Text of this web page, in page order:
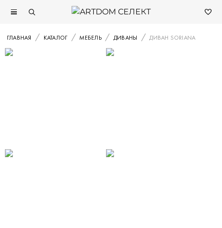
ГЛАВНАЯ КАТАЛОГ МЕБЕЛЬ ДИВАНЫ ДИВАН SORIANA